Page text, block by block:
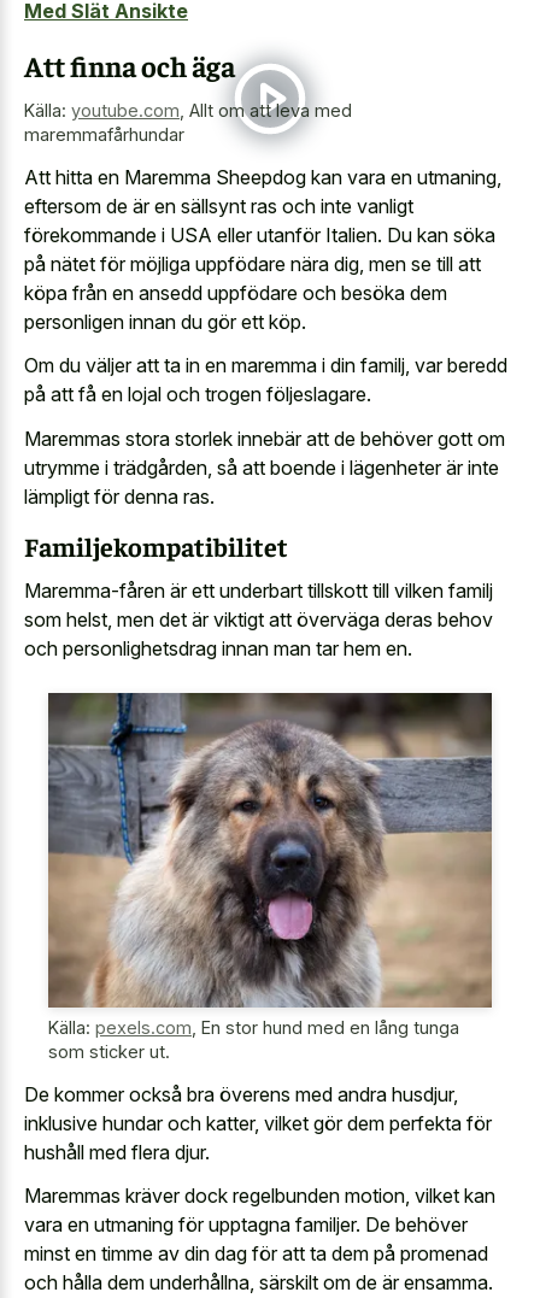
Med Slät Ansikte
Att finna och äga
Källa: youtube.com Allt om att leva med
maremmafårhundar
Att hitta en Maremma Sheepdog kan vara en utmaning,
eftersom de är en sällsynt ras och inte vanligt
förekommande i USA eller utanför Italien. Du kan söka
på nätet för möjliga uppfödare nära dig, men se till att
köpa från en ansedd uppfödare och besöka dem
personligen innan du gör ett köp.
Om du väljer att ta in en maremma i din familj, var beredd
på att få en lojal och trogen följeslagare.
Maremmas stora storlek innebär att de behöver gott om
utrymme i trädgården, så att boende i lägenheter är inte
lämpligt för denna ras.
Familjekompatibilitet
Maremma-fåren är ett underbart tillskott till vilken familj
som helst, men det är viktigt att överväga deras behov
och personlighetsdrag innan man tar hem en.
Källa: pexels.com En stor hund med en lång tunga
som sticker ut.
De kommer också bra överens med andra husdjur,
inklusive hundar och katter, vilket gör dem perfekta för
hushåll med flera djur.
Maremmas kräver dock regelbunden motion, vilket kan
vara en utmaning för upptagna familjer. De behöver
minst en timme av din dag för att ta dem på promenad
och hålla dem underhållna, särskilt om de är ensamma.